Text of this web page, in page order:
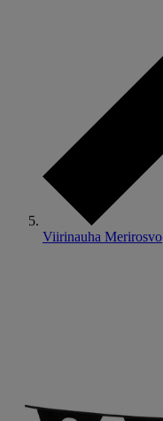
Viirinauha Merirosvo